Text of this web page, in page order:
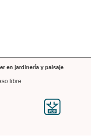
en jardinería y paisaje
libre